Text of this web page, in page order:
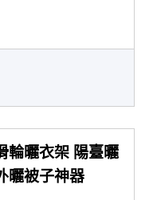
輪曬衣架 陽臺曬
曬被子神器